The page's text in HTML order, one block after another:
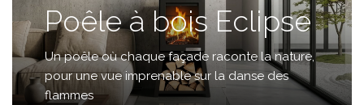
Poêle à bois Eclipse
Un poêle où chaque façade raconte la nature,
pour une vue imprenable sur la danse des
flammes